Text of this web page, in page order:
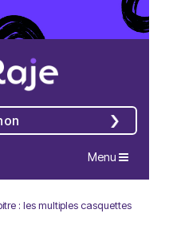
Navigation
Menu
: les multiples casquettes